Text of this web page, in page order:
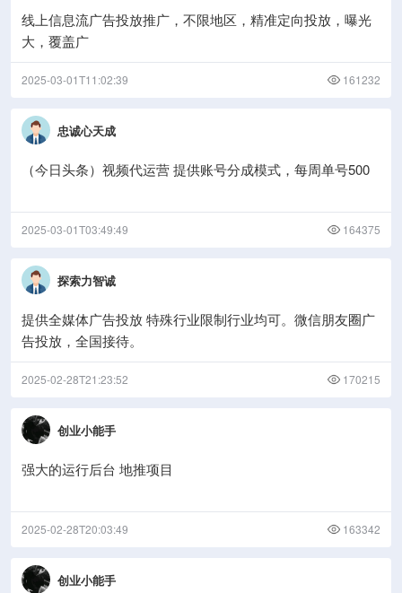
线上信息流广告投放推广，不限地区，精准定向投放，曝光
大，覆盖广
2025-03-01T11:02:39 161232
忠诚心天成
（今日头条）视频代运营 提供账号分成模式，每周单号500
2025-03-01T03:49:49 164375
探索力智诚
提供全媒体广告投放 特殊行业限制行业均可。微信朋友圈广
告投放，全国接待。
2025-02-28T21:23:52 170215
创业小能手
强大的运行后台 地推项目
2025-02-28T20:03:49 163342
创业小能手